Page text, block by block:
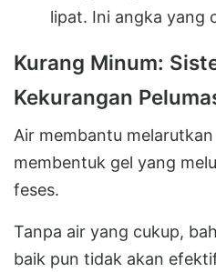
lipat. Ini angka yang
Kurang Minum:
Kekurangan
Air membantu
membentuk gel yang
feses.
Tanpa air yang cukup,
baik pun tidak akan